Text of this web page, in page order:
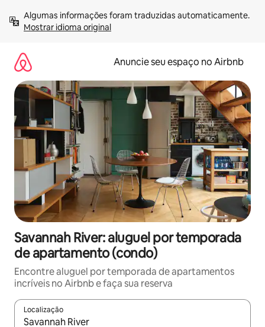
para
Mostrar idioma original
Anuncie seu espaço no Airbnb
Savannah River: aluguel por temporada
de apartamento (condo)
Encontre aluguel por temporada de apartamentos
incríveis no Airbnb e faça sua reserva
Localização
Quando os resultados estiverem disponíveis, explore-os